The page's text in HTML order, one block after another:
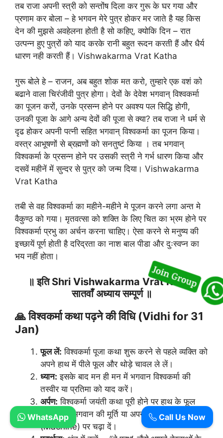
तब राजा अपनी स्त्री को सन्तोंष दिला कर गुरू के घर गया और
प्रणाम कर बोला – हे भगवन मेरे पुत्र होकर मर जाते है यह किस
देन की मुझसे अवहेलना होती है सो कहिए, क्योकि दिन – रात
उत्पन्न हुए पुत्रों को याद करके रानी बहुत रूदन करती हैं और धैर्य
धारण नही करती हैं। Vishwakarma Vrat Katha
गुरू बोले हे – राजन, अब बहुत शोक मत करो, तुम्हारे एक वशं को
बढाने वाला चिरंजीवी पुत्र होगा। देवों के देवेश भगवान् विश्वकर्मा
का पूजन करों, उनके प्रसन्न होने पर अवश्य पल सिद्धि होगी,
उनकी पूजा के आगे अन्य देवों की पूजा से क्या? तब राजा ने धर्म से
दृढ होकर अपनी पत्नी सहित भगवान् विश्वकर्मा का पूजन किया।
वस्त्र आभूषणों से ब्रह्मणों को सनतुष्टं किया । तब भगवान्
विश्वकर्मा के प्रसन्न होने पर उसकी स्त्री ने गर्भ धारण किया और
दसवें महीनें में सुन्दर से पुत्र को जन्म दिया। Vishwakarma
Vrat Katha
तबी से वह विश्वकर्मा का महीने-महीने मे पूजन करने लगा अन्त मे
वैकुण्ठ को गया। मृतवत्सा को शक्ति के लिए चित का भ्रम होने पर
विश्वकर्मा प्रभु का अर्चन करना चाहिए। ऐसा करने से मनुष्य की
इच्छायें पूर्ण होती है दरिद्रता का नाश बाल पीडा और दुःस्वप्न का
भय नहीं होता।
॥ इति Shri Vishwakarma Vrat Katha
सातवाँ अध्याय सम्पूर्ण ॥
🙏 विश्वकर्मा कथा पढ़ने की विधि (Vidhi for 31
Jan)
फूल लें: विश्वकर्मा पूजा कथा शुरू करने से पहले व्यक्ति को
अपने हाथ में पीले फूल और थोड़े चावल ले लें।
ध्यान: इसके बाद मन ही मन में भगवान विश्वकर्मा की
तस्वीर या प्रतिमा को याद करें।
अर्पण: विश्वकर्मा जयंती कथा पूरी होने पर हाथ के फूल
और चावल भगवान की मूर्ति या अपनी मुख्य मशीन
(Machine) पर चढ़ा दें।
Call Us Now
WhatsApp